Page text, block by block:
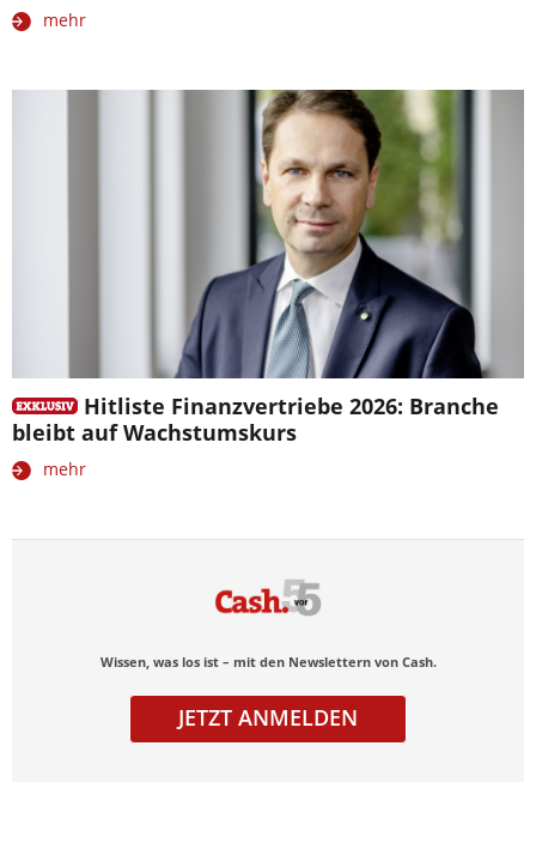
mehr
Hitliste Finanzvertriebe 2026: Branche
bleibt auf Wachstumskurs
mehr
Wissen, was los ist – mit den Newslettern von Cash.
JETZT ANMELDEN